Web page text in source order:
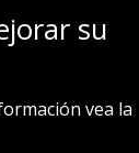
su
vea la